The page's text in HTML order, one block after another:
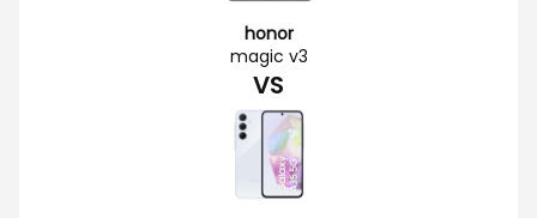
honor
magic v3
VS